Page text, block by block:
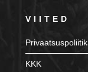
VIITED
KKK